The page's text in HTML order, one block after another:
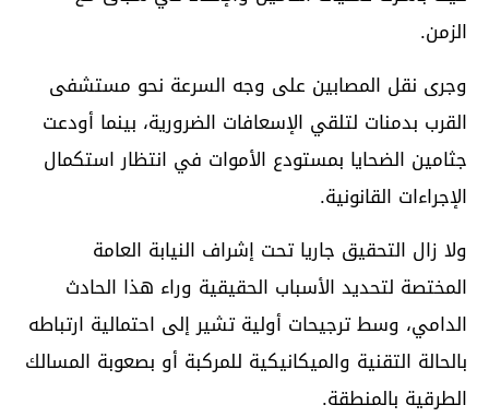
الزمن.
وجرى نقل المصابين على وجه السرعة نحو مستشفى
القرب بدمنات لتلقي الإسعافات الضرورية، بينما أودعت
جثامين الضحايا بمستودع الأموات في انتظار استكمال
الإجراءات القانونية.
ولا زال التحقيق جاريا تحت إشراف النيابة العامة
المختصة لتحديد الأسباب الحقيقية وراء هذا الحادث
الدامي، وسط ترجيحات أولية تشير إلى احتمالية ارتباطه
بالحالة التقنية والميكانيكية للمركبة أو بصعوبة المسالك
الطرقية بالمنطقة.